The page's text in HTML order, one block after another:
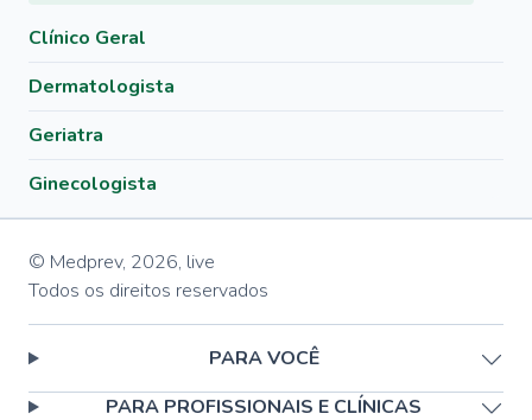
Clínico Geral
Dermatologista
Geriatra
Ginecologista
© Medprev, 2026, live
Todos os direitos reservados
PARA VOCÊ
PARA PROFISSIONAIS E CLÍNICAS